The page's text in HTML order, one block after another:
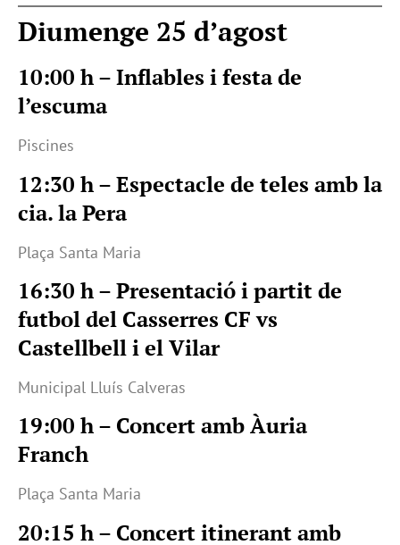
Diumenge 25 d’agost
10:00 h – Inflables i festa de
l’escuma
Piscines
12:30 h – Espectacle de teles amb la
cia. la Pera
Plaça Santa Maria
16:30 h – Presentació i partit de
futbol del Casserres CF vs
Castellbell i el Vilar
Municipal Lluís Calveras
19:00 h – Concert amb Àuria
Franch
Plaça Santa Maria
20:15 h – Concert itinerant amb